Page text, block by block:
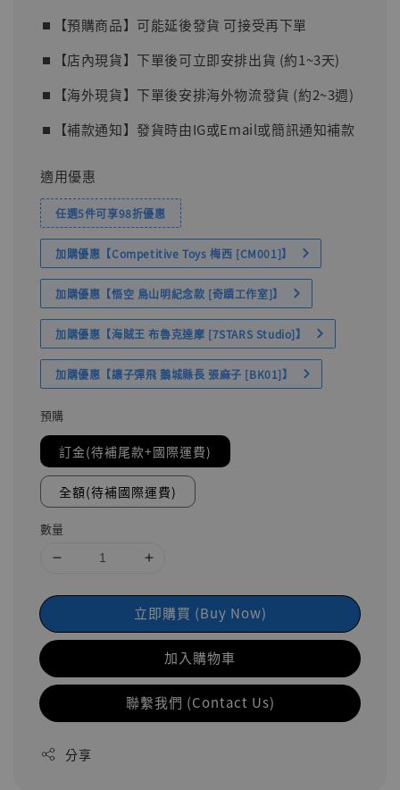
⏹︎【預購商品】可能延後發貨 可接受再下單
⏹︎【店內現貨】下單後可立即安排出貨 (約1~3天)
⏹︎【海外現貨】下單後安排海外物流發貨 (約2~3週)
⏹︎【補款通知】發貨時由IG或Email或簡訊通知補款
適用優惠
任選5件可享98折優惠
加購優惠【Competitive Toys 梅西 [CM001]】
加購優惠【悟空 鳥山明紀念款 [奇蹟工作室]】
加購優惠【海賊王 布魯克達摩 [7STARS Studio]】
加購優惠【讓子彈飛 鵝城縣長 張麻子 [BK01]】
預購
訂金(待補尾款+國際運費)
全額(待補國際運費)
數量
立即購買 (Buy Now)
加入購物車
聯繫我們 (Contact Us)
分享